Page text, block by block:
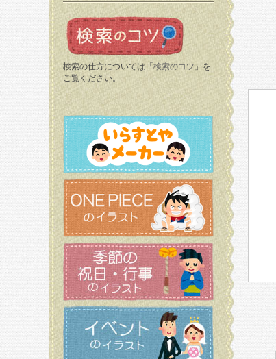
検索の仕方については「 検索のコツ 」を
ご覧ください。